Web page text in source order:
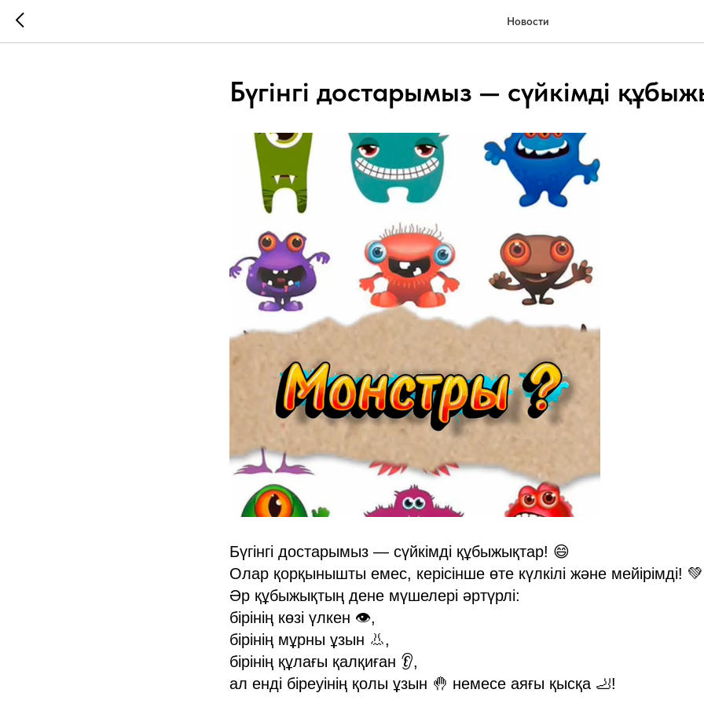
Новости
Бүгінгі достарымыз — сүйкімді
Бүгінгі достарымыз — сүйкімді құбыжықтар! 😄
Олар қорқынышты емес, керісінше өте күлкілі және мейірімді! 💚
Әр құбыжықтың дене мүшелері әртүрлі:
бірінің көзі үлкен 👁️,
бірінің мұрны ұзын 👃,
бірінің құлағы қалқиған 👂,
ал енді біреуінің қолы ұзын 🤚 немесе аяғы қысқа 🦶!